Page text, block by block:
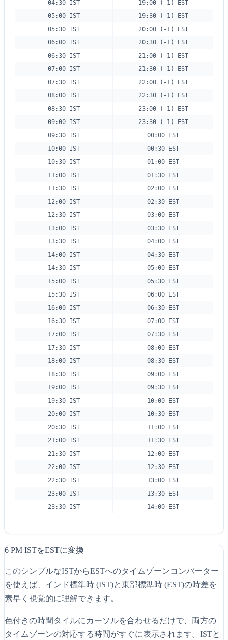
04:30 IST
19:00 (-1) EST
05:00 IST
19:30 (-1) EST
05:30 IST
20:00 (-1) EST
06:00 IST
20:30 (-1) EST
06:30 IST
21:00 (-1) EST
07:00 IST
21:30 (-1) EST
07:30 IST
22:00 (-1) EST
08:00 IST
22:30 (-1) EST
08:30 IST
23:00 (-1) EST
09:00 IST
23:30 (-1) EST
09:30 IST
00:00 EST
10:00 IST
00:30 EST
10:30 IST
01:00 EST
11:00 IST
01:30 EST
11:30 IST
02:00 EST
12:00 IST
02:30 EST
12:30 IST
03:00 EST
13:00 IST
03:30 EST
13:30 IST
04:00 EST
14:00 IST
04:30 EST
14:30 IST
05:00 EST
15:00 IST
05:30 EST
15:30 IST
06:00 EST
16:00 IST
06:30 EST
16:30 IST
07:00 EST
17:00 IST
07:30 EST
17:30 IST
08:00 EST
18:00 IST
08:30 EST
18:30 IST
09:00 EST
19:00 IST
09:30 EST
19:30 IST
10:00 EST
20:00 IST
10:30 EST
20:30 IST
11:00 EST
21:00 IST
11:30 EST
21:30 IST
12:00 EST
22:00 IST
12:30 EST
22:30 IST
13:00 EST
23:00 IST
13:30 EST
23:30 IST
14:00 EST
6 PM ISTをESTに変換
このシンプルなISTからESTへのタイムゾーンコンバーター
を使えば、インド標準時 (IST)と東部標準時 (EST)の時差を
素早く視覚的に理解できます。
色付きの時間タイルにカーソルを合わせるだけで、両方の
タイムゾーンの対応する時間がすぐに表示されます。ISTと